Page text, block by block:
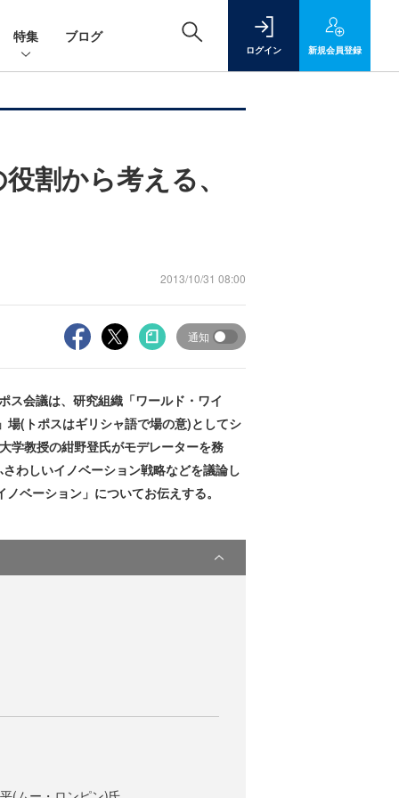
特集 ブログ
ログイン 新規会員登録
割から考える、
2013/10/31 08:00
通知
会議は、研究組織「ワールド・ワイ
(トポスはギリシャ語で場の意)としてシ
学教授の紺野登氏がモデレーターを務
わしいイノベーション戦略などを議論し
ベーション」についてお伝えする。